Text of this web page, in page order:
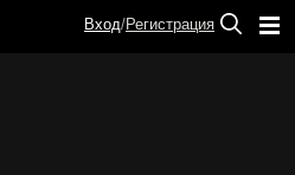
Вход/Регистрация